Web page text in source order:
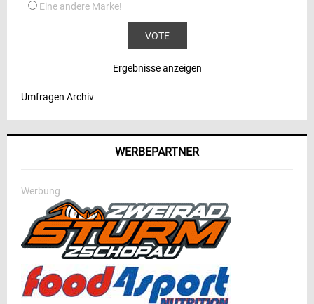
Eine andere Marke!
Ergebnisse anzeigen
Umfragen Archiv
WERBEPARTNER
Werbung